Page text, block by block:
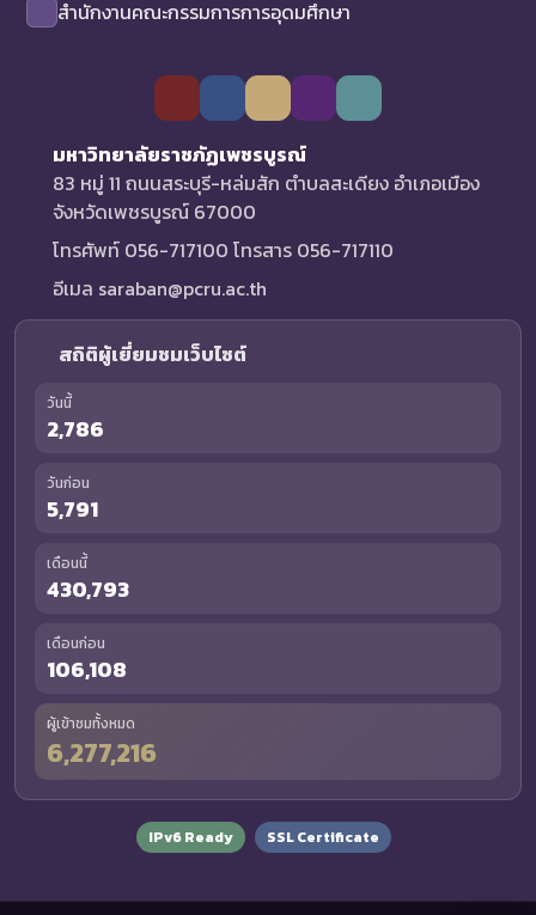
สำนักงานคณะกรรมการการอุดมศึกษา
มหาวิทยาลัยราชภัฏเพชรบูรณ์
83 หมู่ 11 ถนนสระบุรี-หล่มสัก ตำบลสะเดียง อำเภอเมือง
จังหวัดเพชรบูรณ์ 67000
โทรศัพท์ 056-717100 โทรสาร 056-717110
อีเมล saraban@pcru.ac.th
สถิติผู้เยี่ยมชมเว็บไซต์
วันนี้
2,786
วันก่อน
5,791
เดือนนี้
430,793
เดือนก่อน
106,108
ผู้เข้าชมทั้งหมด
6,277,216
IPv6 Ready SSL Certificate